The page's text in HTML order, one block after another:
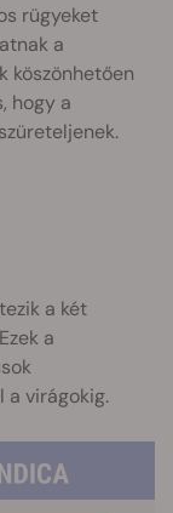
rügyeket
a
köszönhetően
hogy a
a két
a
a virágokig.